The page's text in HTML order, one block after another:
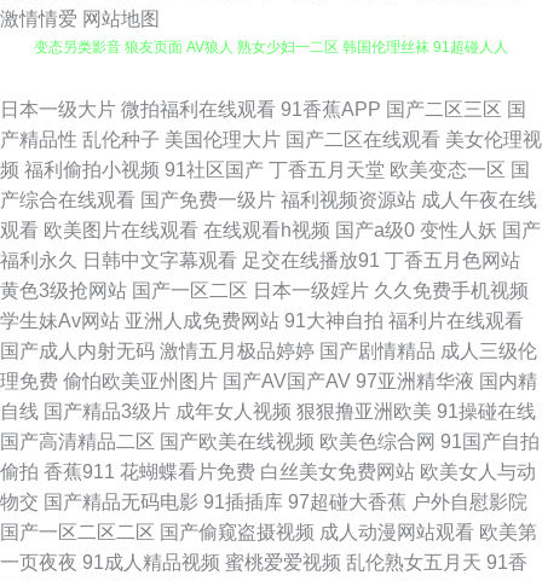
激情情爱 网站地图
变态另类影音 狼友页面 AV狼人 熟女少妇一二区 韩国伦理丝袜 91超碰人人
碰网友自拍 亚洲视频一区91 青青草一级色网站 日韩av社区 超碰超碰 传媒视
频在线观看免费 AV大逼网站 日本a片中文字幕 激情啪啪综合 97视频在线观
看岛国 av资源总站 a久久精品久久蜜芽 Avtt成人网 www超碰人人欧美 超碰
人妻偷拍 俺去啦俺去啦新网官网 av新址 99热新网址是 99热这里只有精品2
97视频色色 97色资源总站 91人妻人人爽 91免费视频资源 91黑丝露脚 91极
品网站 91草草草 伊人大香蕉在线网站 在线91免费 亚洲黄页网在线观看 午夜
精品少妇 探花视频网站 日韩性交加勒比网站 三级伦理特片 日韩综合色图 日
本道东京热 人人操人人摸超碰 午夜av网址 五月丁香色图 91大神网站 在线免
日本一级大片 微拍福利在线观看 91香蕉APP 国产二区三区 国
产精品性 乱伦种子 美国伦理大片 国产二区在线观看 美女伦理视
频 福利偷拍小视频 91社区国产 丁香五月天堂 欧美变态一区 国
产综合在线观看 国产免费一级片 福利视频资源站 成人午夜在线
观看 欧美图片在线观看 在线观看h视频 国产a级0 变性人妖 国产
福利永久
日韩中文字幕观看 足交在线播放91 丁香五月色网站
黄色3级抢网站 国产一区二区 日本一级婬片 久久免费手机视频
学生妹Av网站 亚洲人成免费网站 91大神自拍 福利片在线观看
国产成人内射无码 激情五月极品婷婷 国产剧情精品 成人三级伦
理免费 偷怕欧美亚州图片 国产AV国产AV 97亚洲精华液 国内精
自线 国产精品3级片 成年女人视频 狠狠撸亚洲欧美 91操碰在线
国产高清精品二区 国产欧美在线视频 欧美色综合网 91国产自拍
偷拍 香蕉911 花蝴蝶看片免费 白丝美女免费网站 欧美女人与动
物交 国产精品无码电影 91插插库 97超碰大香蕉 户外自慰影院
国产一区二区二区 国产偷窥盗摄视频 成人动漫网站观看 欧美第
一页夜夜 91成人精品视频 蜜桃爱爱视频 乱伦熟女五月天 91香